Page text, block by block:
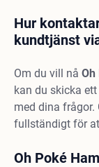
Hur
kundtjänst
Om du vill nå Oh
kan du skicka
med dina
fullständigt för
Oh Poké